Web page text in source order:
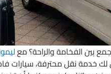
بين الفخامة والراحة؟ مع
خدمة نقل محترفة، سيارات